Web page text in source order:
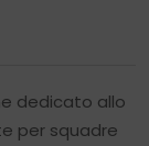
dedicato allo
per squadre